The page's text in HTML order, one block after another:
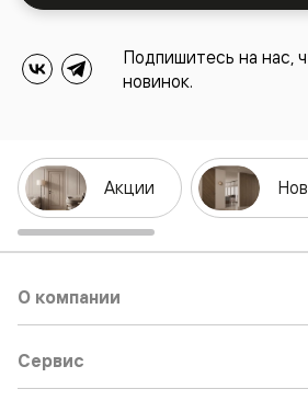
Подпишитесь на нас,
новинок.
Акции
О компании
Сервис